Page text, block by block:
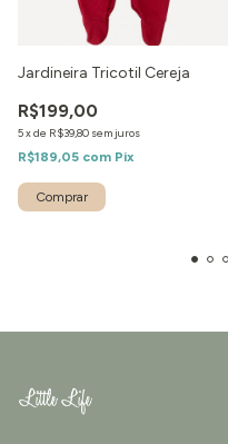
Jardineira Tricotil Cereja
R$199,00
5xde R$39,80 sem juros
R$189,05 com Pix
Comprar